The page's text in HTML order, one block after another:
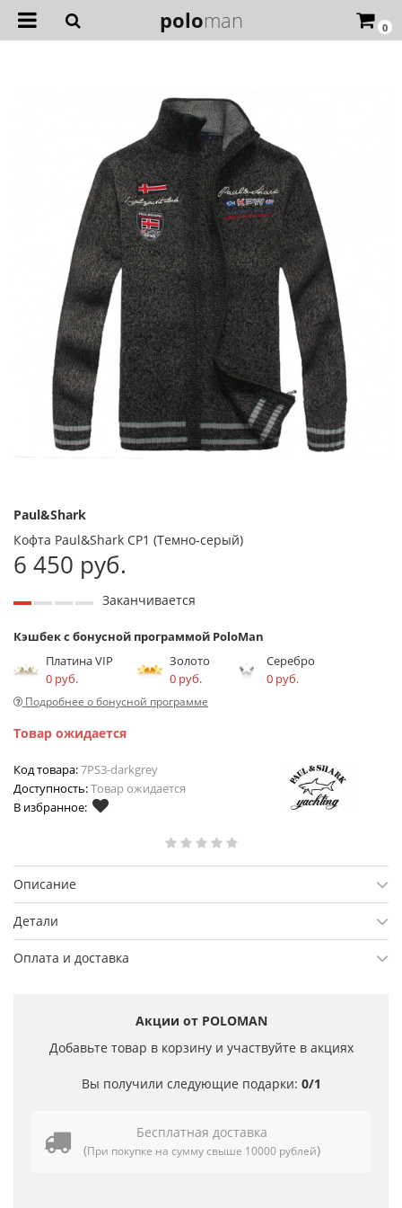
0
poloman
Paul&Shark
Кофта Paul&Shark СР1 (Темно-серый)
6 450 руб.
Заканчивается
Кэшбек с бонусной программой PoloMan
Платина VIP
0 руб.
Золото
0 руб.
Серебро
0 руб.
Подробнее о бонусной программе
Товар ожидается
Код товара:7PS3-darkgrey
Доступность:Товар ожидается
В избранное:
Описание
Детали
Оплата и доставка
Акции от POLOMAN
Добавьте товар в корзину и участвуйте в акциях
Вы получили следующие подарки: 0/1
Бесплатная доставка
(При покупке на сумму свыше 10000 рублей)